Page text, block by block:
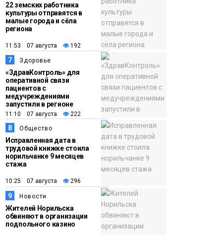
22 земских работника
культуры отправятся в
малые города и сёла
региона
11:53 07 августа 192
7 Здоровье
«ЗдравКонтроль» для
оперативной связи
пациентов с
медучреждениями
запустили в регионе
11:10 07 августа 222
8 Общество
Исправленная дата в
трудовой книжке стоила
норильчанке 9 месяцев
стажа
10:25 07 августа 296
9 Новости
Жителей Норильска
обвиняют в организации
подпольного казино